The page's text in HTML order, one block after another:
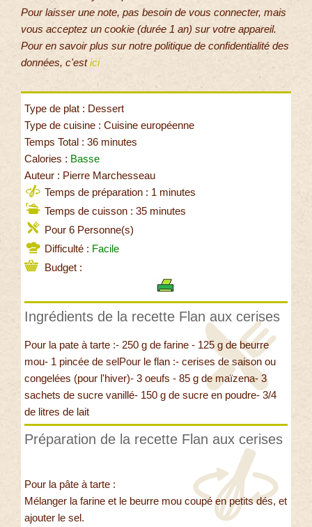
Pour laisser une note, pas besoin de vous connecter, mais
vous acceptez un cookie (durée 1 an) sur votre appareil.
Pour en savoir plus sur notre politique de confidentialité des
données, c'estici
Type de plat : Dessert
Type de cuisine : Cuisine européenne
Temps Total : 36 minutes
Calories : Basse
Auteur : Pierre Marchesseau
Temps de préparation : 1 minutes
Temps de cuisson : 35 minutes
Pour 6 Personne(s)
Difficulté : Facile
Budget :
Ingrédients de la recette Flan aux cerises
Pour la pate à tarte :- 250 g de farine - 125 g de beurre
mou- 1 pincée de selPour le flan :- cerises de saison ou
congelées (pour l'hiver)- 3 oeufs - 85 g de maïzena- 3
sachets de sucre vanillé- 150 g de sucre en poudre- 3/4
de litres de lait
Préparation de la recette Flan aux cerises
Pour la pâte à tarte :
Mélanger la farine et le beurre mou coupé en petits dés, et
ajouter le sel.